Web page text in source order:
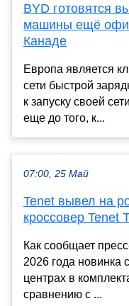
BYD готовятся
машины ещё
Канаде
Европа является
сети быстрой
к запуску своей
еще до того, к...
07:00, 25 Май
Tenet вывел на
кроссовер Tenet
Как сообщает
2026 года новинка
центрах в
сравнению с ...